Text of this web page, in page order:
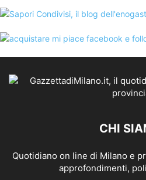
CHI
Quotidiano on line di Milano e
approfondimenti,